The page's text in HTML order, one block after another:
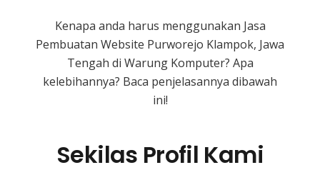
Kenapa anda harus menggunakan Jasa
Pembuatan Website Purworejo Klampok, Jawa
Tengah di Warung Komputer? Apa
kelebihannya? Baca penjelasannya dibawah
ini!
Sekilas Profil Kami